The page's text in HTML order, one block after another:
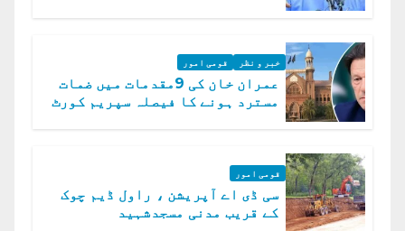
خبر و نظر قومی امور
عمران خان کی 9مقدمات میں ضمات
مسترد ہونے کا فیصلہ سپریم کورٹ
قومی امور
سی ڈی اے آپریشن ، راول ڈیم چوک
کے قریب مدنی مسجدشہید